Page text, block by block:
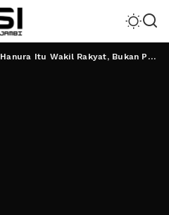
Hanura Itu Wakil Rakyat, Bukan Pembeli Suara Rakyat